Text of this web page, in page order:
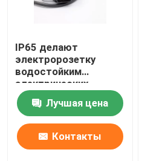
IP65 делают
электророзетку
водостойким
электрических
соединителей
мотоциклаЛучшая цена
Контакты